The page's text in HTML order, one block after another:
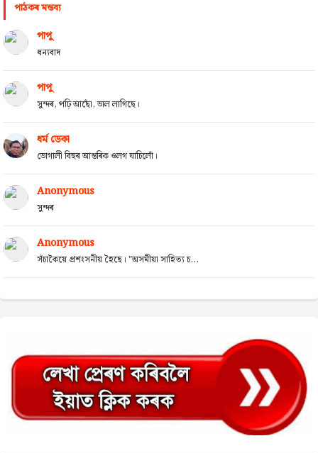
পাঠকৰ মন্তব্য
পাপু
ধন্যবাদ
পাপু
সুন্দৰ, পঢ়ি আছোঁ, ভাল লাগিছে।
ধৰ্ম ডেকা
ভোগালী বিহুৰ আন্তৰিক ওলগ যাচিলোঁ।
Anonymous
সুন্দৰ
Anonymous
সঁচাকৈয়ে প্ৰশংসনীয় হৈছে। "অসমীয়া সাহিত্য চ...